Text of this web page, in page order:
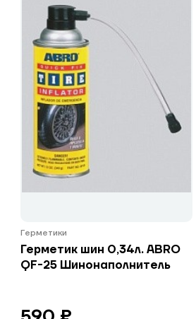
Герметики
Герметик шин 0,34л. ABRO
QF-25 Шинонаполнитель